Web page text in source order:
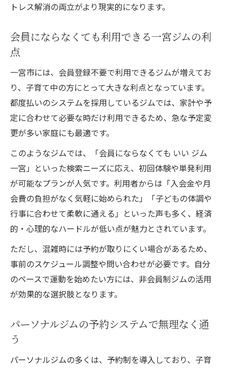
トレス解消の両立がより現実的になります。
会員にならなくても利用できる一宮ジムの利
点
一宮市には、会員登録不要で利用できるジムが増えてお
り、子育て中の方にとって大きな利点となっています。
都度払いのシステムを採用しているジムでは、家計や予
定に合わせて必要な時だけ利用できるため、急な予定変
更が多い家庭にも最適です。
このようなジムでは、「会員にならなくても いい ジム
一宮」といった検索ニーズに応え、初回体験や単発利用
が可能なプランが人気です。利用者からは「入会金や月
会費の負担がなく気軽に始められた」「子どもの体調や
行事に合わせて柔軟に通える」といった声も多く、経済
的・心理的なハードルが低い点が魅力とされています。
ただし、混雑時には予約が取りにくい場合があるため、
事前のスケジュール調整や問い合わせが必要です。自分
のペースで運動を始めたい方には、非会員制ジムの活用
が効果的な選択肢となります。
パーソナルジムの予約システムで無理なく通
う
パーソナルジムの多くは、予約制を導入しており、子育